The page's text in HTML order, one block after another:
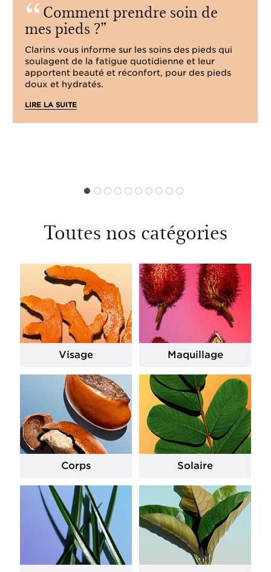
Comment prendre soin de
mes pieds ?
Clarins vous informe sur les soins des pieds qui
soulagent de la fatigue quotidienne et leur
apportent beauté et réconfort, pour des pieds
doux et hydratés.
LIRE LA SUITE
Toutes nos catégories
Visage Maquillage
Corps Solaire